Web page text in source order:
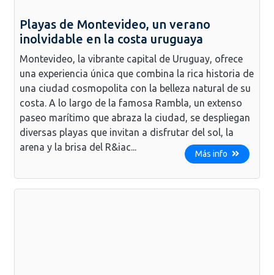
Playas de Montevideo, un verano
inolvidable en la costa uruguaya
Montevideo, la vibrante capital de Uruguay, ofrece
una experiencia única que combina la rica historia de
una ciudad cosmopolita con la belleza natural de su
costa. A lo largo de la famosa Rambla, un extenso
paseo marítimo que abraza la ciudad, se despliegan
diversas playas que invitan a disfrutar del sol, la
arena y la brisa del R&iac...
Más info